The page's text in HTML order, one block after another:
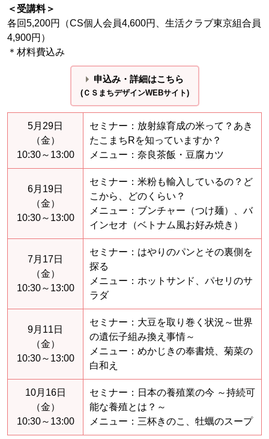
＜受講料＞
各回5,200円（CS個人会員4,600円、生活クラブ東京組合員
4,900円）
＊材料費込み
申込み・詳細はこちら
(ＣＳまちデザインWEBサイト)
5月29日
（金）
10:30～13:00
セミナー：放射線育成の米って？あき
たこまちRを知っていますか？
メニュー：奈良茶飯・豆腐カツ
6月19日
（金）
10:30～13:00
セミナー：米粉も輸入しているの？ど
こから、どのくらい？
メニュー：ブンチャー（つけ麺）、バ
インセオ（ベトナム風お好み焼き）
7月17日
（金）
10:30～13:00
セミナー：はやりのパンとその裏側を
探る
メニュー：ホットサンド、パセリのサ
ラダ
9月11日
（金）
10:30～13:00
セミナー：大豆を取り巻く状況～世界
の遺伝子組み換え事情～
メニュー：めかじきの奉書焼、菊菜の
白和え
10月16日
（金）
10:30～13:00
セミナー：日本の養殖業の今 ～持続可
能な養殖とは？～
メニュー：三杯きのこ、牡蠣のスープ